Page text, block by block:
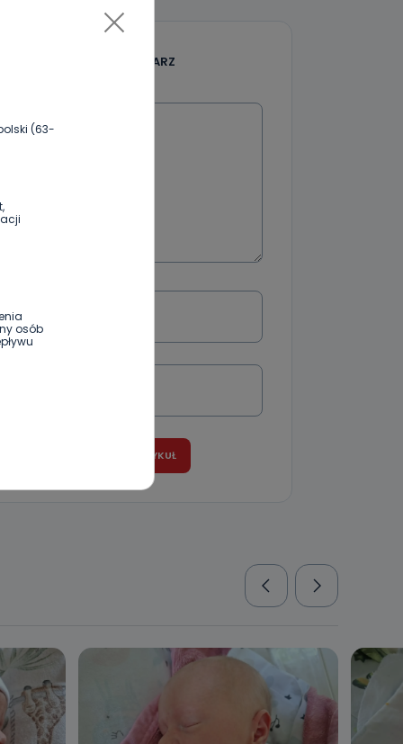
(63-
osób
oraz
żądania
DODAJ SWÓJ KOMENTARZ